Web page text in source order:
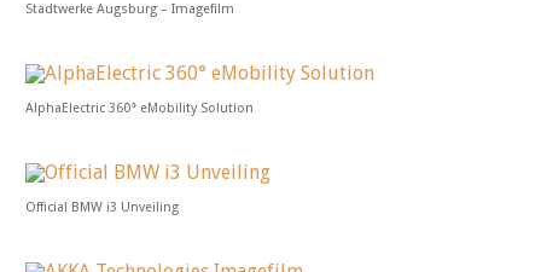
Stadtwerke Augsburg – Imagefilm
AlphaElectric 360° eMobility Solution
Official BMW i3 Unveiling